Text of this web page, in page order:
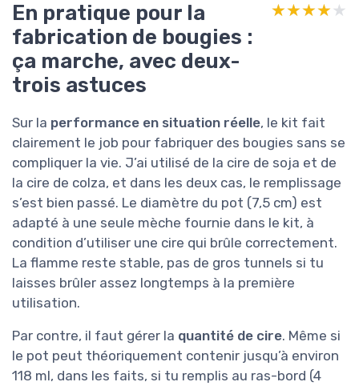
En pratique pour la
fabrication de bougies :
ça marche, avec deux-
trois astuces
★★★★★
★★★★★
Sur la performance en situation réelle, le kit fait
clairement le job pour fabriquer des bougies sans se
compliquer la vie. J’ai utilisé de la cire de soja et de
la cire de colza, et dans les deux cas, le remplissage
s’est bien passé. Le diamètre du pot (7,5 cm) est
adapté à une seule mèche fournie dans le kit, à
condition d’utiliser une cire qui brûle correctement.
La flamme reste stable, pas de gros tunnels si tu
laisses brûler assez longtemps à la première
utilisation.
Par contre, il faut gérer la quantité de cire. Même si
le pot peut théoriquement contenir jusqu’à environ
118 ml, dans les faits, si tu remplis au ras-bord (4